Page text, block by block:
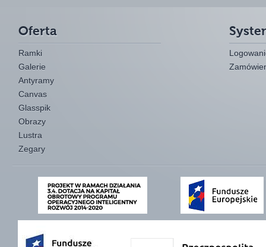
Oferta
Ramki
Galerie
Antyramy
Canvas
Glasspik
Obrazy
Lustra
Zegary